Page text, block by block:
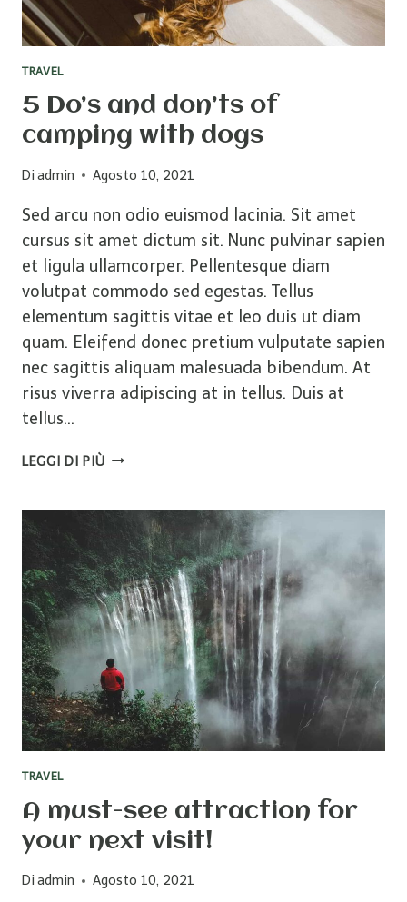
TRAVEL
5 Do’s and don’ts of
camping with dogs
Di admin Agosto 10, 2021
Sed arcu non odio euismod lacinia. Sit amet
cursus sit amet dictum sit. Nunc pulvinar sapien
et ligula ullamcorper. Pellentesque diam
volutpat commodo sed egestas. Tellus
elementum sagittis vitae et leo duis ut diam
quam. Eleifend donec pretium vulputate sapien
nec sagittis aliquam malesuada bibendum. At
risus viverra adipiscing at in tellus. Duis at
tellus…
LEGGI DI PIÙ5
DON’TS
OF
CAMPING
WITH
DOGS
TRAVEL
A must-see attraction for
your next visit!
Di admin Agosto 10, 2021